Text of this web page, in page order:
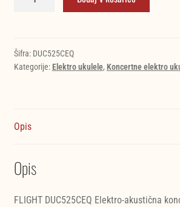
ukulele
količina
Šifra: DUC525CEQ
Kategorije: Elektro ukulele, Koncertne elektro
Opis
Opis
FLIGHT DUC525CEQ Elektro-akustična